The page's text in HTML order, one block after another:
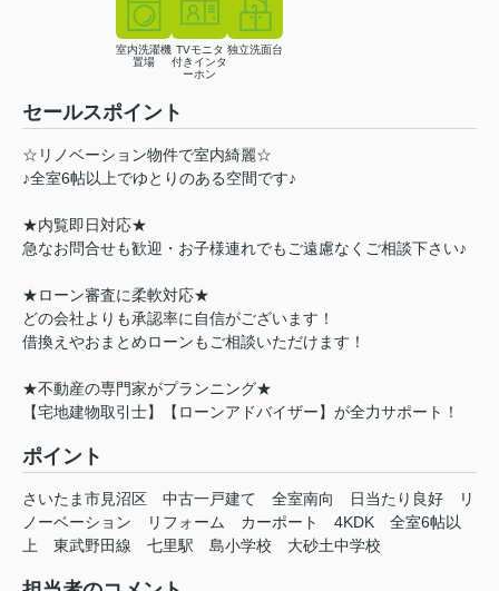
室内洗濯機
置場
TVモニタ
付きインタ
ーホン
独立洗面台
セールスポイント
☆リノベーション物件で室内綺麗☆
♪全室6帖以上でゆとりのある空間です♪
★内覧即日対応★
急なお問合せも歓迎・お子様連れでもご遠慮なくご相談下さい♪
★ローン審査に柔軟対応★
どの会社よりも承認率に自信がございます！
借換えやおまとめローンもご相談いただけます！
★不動産の専門家がプランニング★
【宅地建物取引士】【ローンアドバイザー】が全力サポート！
ポイント
さいたま市見沼区 中古一戸建て 全室南向 日当たり良好
リ
ノーベーション
リフォーム カーポート 4KDK
全室6帖以
上
東武野田線 七里駅 島小学校 大砂土中学校